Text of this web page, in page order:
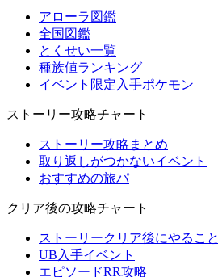
アローラ図鑑
全国図鑑
とくせい一覧
種族値ランキング
イベント限定入手ポケモン
ストーリー攻略チャート
ストーリー攻略まとめ
取り返しがつかないイベント
おすすめの旅パ
クリア後の攻略チャート
ストーリークリア後にやること
UB入手イベント
エピソードRR攻略